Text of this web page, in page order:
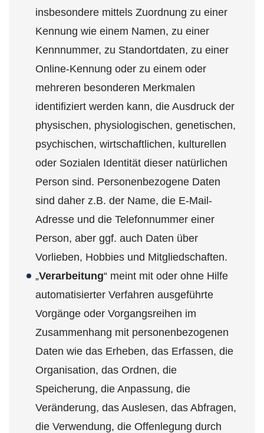
insbesondere mittels Zuordnung zu einer
Kennung wie einem Namen, zu einer
Kennnummer, zu Standortdaten, zu einer
Online-Kennung oder zu einem oder
mehreren besonderen Merkmalen
identifiziert werden kann, die Ausdruck der
physischen, physiologischen, genetischen,
psychischen, wirtschaftlichen, kulturellen
oder Sozialen Identität dieser natürlichen
Person sind. Personenbezogene Daten
sind daher z.B. der Name, die E-Mail-
Adresse und die Telefonnummer einer
Person, aber ggf. auch Daten über
Vorlieben, Hobbies und Mitgliedschaften.
„Verarbeitung“ meint mit oder ohne Hilfe
automatisierter Verfahren ausgeführte
Vorgänge oder Vorgangsreihen im
Zusammenhang mit personenbezogenen
Daten wie das Erheben, das Erfassen, die
Organisation, das Ordnen, die
Speicherung, die Anpassung, die
Veränderung, das Auslesen, das Abfragen,
die Verwendung, die Offenlegung durch